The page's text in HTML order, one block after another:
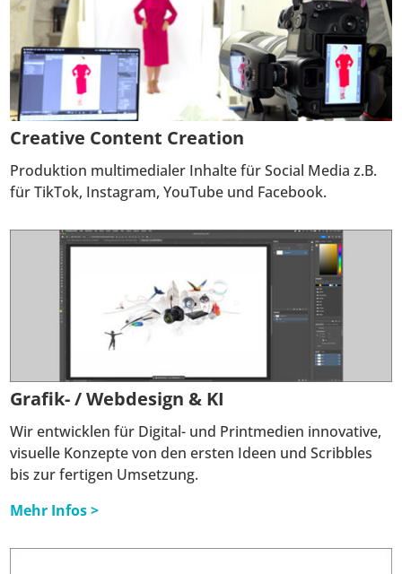
Creative Content Creation
Produktion multimedialer Inhalte für Social Media z.B.
für TikTok, Instagram, YouTube und Facebook.
Grafik- / Webdesign & KI
Wir entwicklen für Digital- und Printmedien innovative,
visuelle Konzepte von den ersten Ideen und Scribbles
bis zur fertigen Umsetzung.
Mehr Infos >